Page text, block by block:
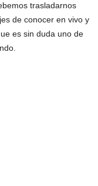
trasladarnos
de conocer en vivo y
es sin duda uno de